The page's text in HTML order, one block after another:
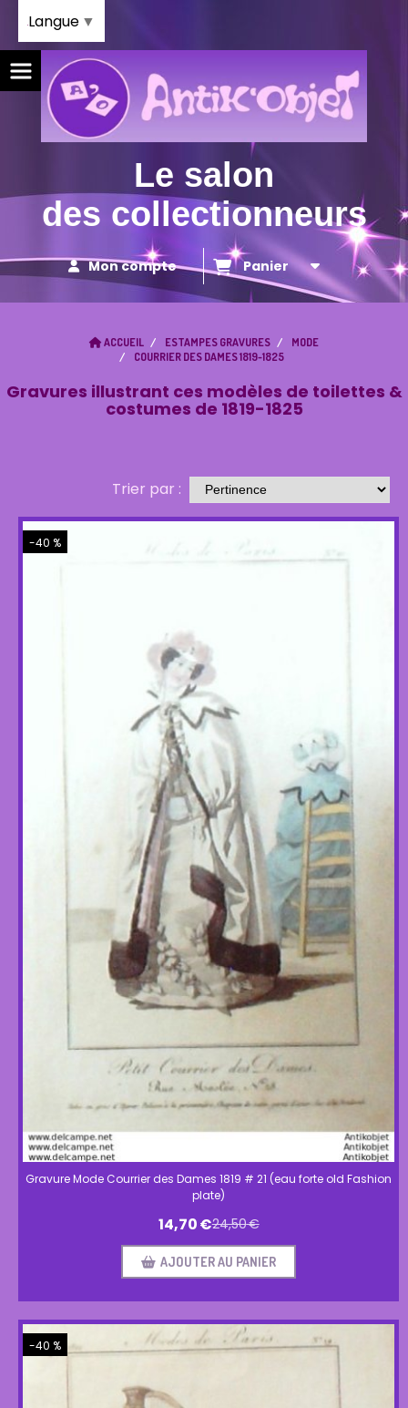
Le salon
des collectionneurs
Mon compte Panier
ACCUEIL ESTAMPES GRAVURES
MODE
COURRIER DES DAMES 1819-1825
Gravures illustrant ces modèles de toilettes &
costumes de 1819-1825
Trier par :
-40 %
Gravure Mode Courrier des Dames 1819 # 21 (eau forte old Fashion
plate)
14,70€24,50€
AJOUTER AU PANIER
-40 %
Langue ▼